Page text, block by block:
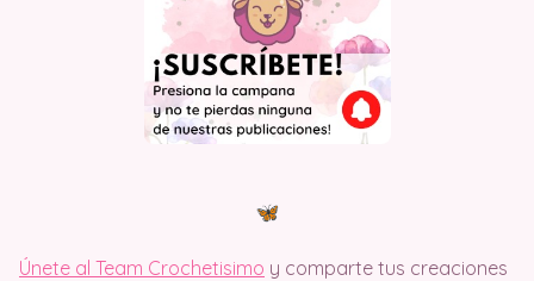
Únete al Team Crochetisimo y comparte tus creaciones